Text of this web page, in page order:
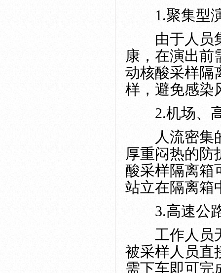
1.聚集型演
由于人员集
康，在演出前
动核酸采样隔
样，避免感染
2.机场、高
人流密集的
厚重闷热的防
酸采样隔离箱
站立在隔离箱
3.高速公
工作人员无
被采样人员直
需下车即可完